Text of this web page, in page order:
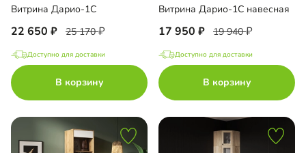
Витрина Дарио-1С
22 650 25 170
Доступно для доставки
В корзину
Витрина Дарио-1С навесная
17 950 19 940
Доступно для доставки
В корзину